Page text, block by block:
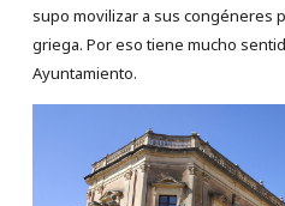
supo movilizar a sus congéneres
griega. Por eso tiene mucho
Ayuntamiento.